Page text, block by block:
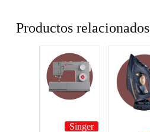
Productos relacionados
Singer